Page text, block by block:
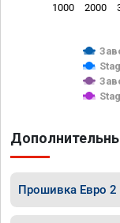
1000 2000
Прошивка Евро 2